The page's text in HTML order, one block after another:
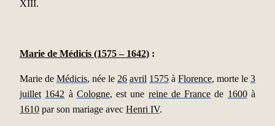
XIII.
Marie de Médicis (1575 – 1642) :
Marie de Médicis, née le 26 avril 1575 à Florence, morte le 3
juillet 1642 à Cologne, est une reine de France de 1600à
1610 par son mariage avec Henri IV.